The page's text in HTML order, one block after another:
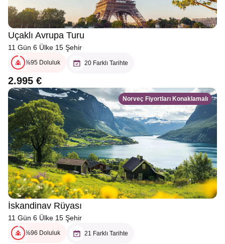
Uçaklı Avrupa Turu
11 Gün 6 Ülke 15 Şehir
%95 Doluluk 20 Farklı Tarihte
2.995 €
Norveç Fiyortları Konaklamalı
İskandinav Rüyası
11 Gün 6 Ülke 15 Şehir
%96 Doluluk 21 Farklı Tarihte